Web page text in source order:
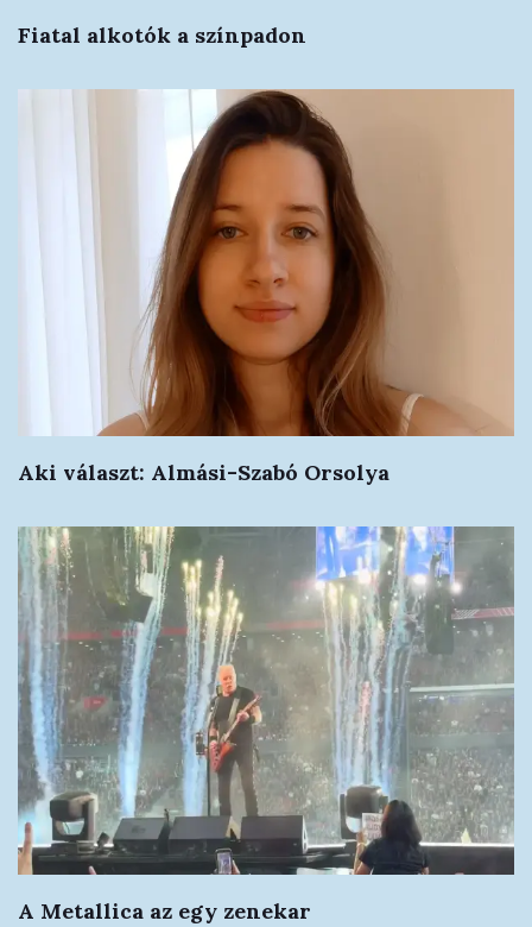
Fiatal alkotók a színpadon
Aki választ: Almási-Szabó Orsolya
A Metallica az egy zenekar